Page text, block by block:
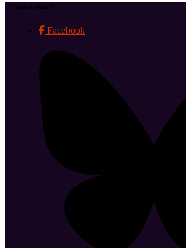
Suivez-nous !
Facebook